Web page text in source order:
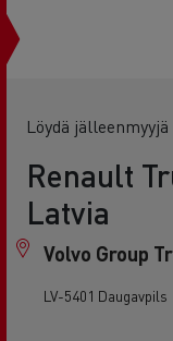
Löydä jälleenmyyjä
Renault
Latvia
Volvo Group
LV-5401 Daugavpils